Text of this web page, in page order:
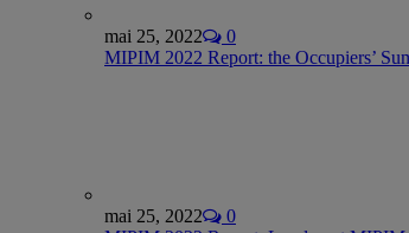
mai 25, 2022
0
MIPIM 2022 Report: the Occupiers’
mai 25, 2022
0